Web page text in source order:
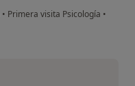
• Primera visita Psicología •